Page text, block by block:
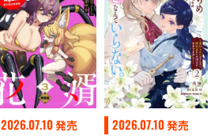
2026.07.10発売 2026.07.10発売